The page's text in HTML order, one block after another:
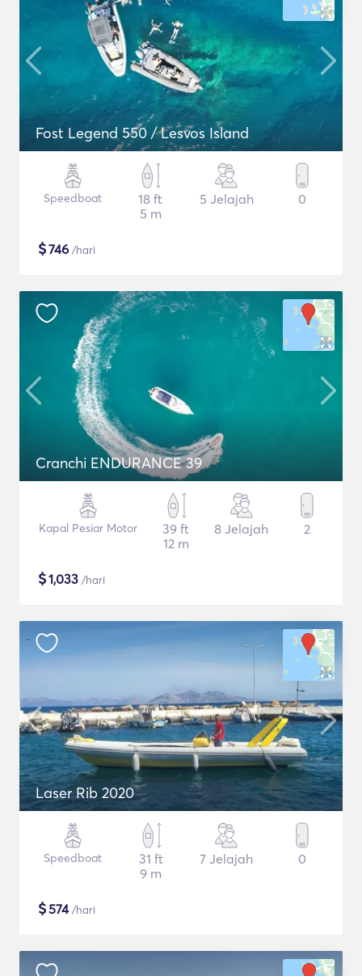
Fost Legend 550 / Lesvos Island
Speedboat
18 ft
5 m
5 Jelajah 0
$746 /hari
Cranchi ENDURANCE 39
Kapal Pesiar Motor
39 ft
12 m
8 Jelajah 2
$1,033 /hari
Laser Rib 2020
Speedboat
31 ft
9 m
7 Jelajah 0
$574/hari